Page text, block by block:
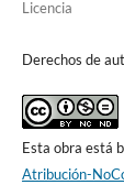
Licencia
Derechos de
Esta obra está
Atribución-